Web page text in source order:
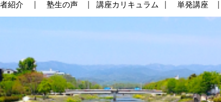
紹介 塾生の声 講座カリキュラム 単発講座